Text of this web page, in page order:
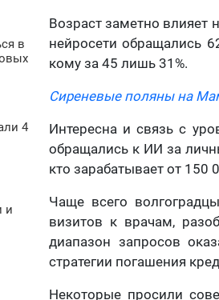
Возраст заметно влияет
нейросети обращались
кому за 45 лишь 31%.
Сиреневые поляны на
Интересна и связь с
обращались к ИИ за
кто зарабатывает от 150
Чаще всего
визитов к врачам,
диапазон запросов
стратегии погашения
Некоторые просили
в
4
и